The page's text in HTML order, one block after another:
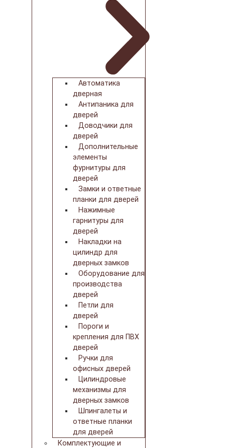
Автоматика
дверная
Антипаника для
дверей
Доводчики для
дверей
Дополнительные
элементы
фурнитуры для
дверей
Замки и ответные
планки для дверей
Нажимные
гарнитуры для
дверей
Накладки на
цилиндр для
дверных замков
Оборудование для
производства
дверей
Петли для
дверей
Пороги и
крепления для ПВХ
дверей
Ручки для
офисных дверей
Цилиндровые
механизмы для
дверных замков
Шпингалеты и
ответные планки
для дверей
Комплектующие и